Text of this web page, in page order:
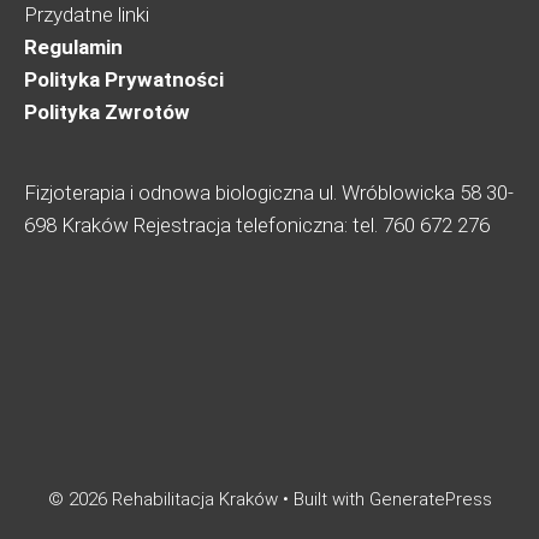
Przydatne linki
Regulamin
Polityka Prywatności
Polityka Zwrotów
Fizjoterapia i odnowa biologiczna ul. Wróblowicka 58 30-
698 Kraków Rejestracja telefoniczna: tel. 760 672 276
© 2026 Rehabilitacja Kraków• Built with GeneratePress